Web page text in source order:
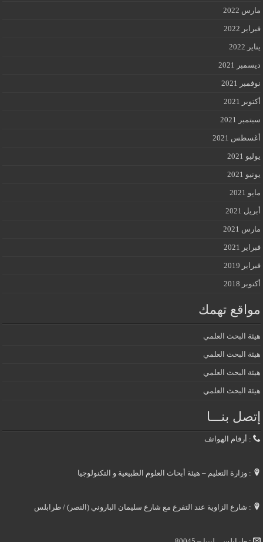
مارس 2022
فبراير 2022
يناير 2022
ديسمبر 2021
نوفمبر 2021
أكتوبر 2021
سبتمبر 2021
أغسطس 2021
يوليو 2021
يونيو 2021
مايو 2021
أبريل 2021
مارس 2021
فبراير 2021
فبراير 2019
أكتوبر 2018
مواقع تهمك
هيئة البحث العلمي
هيئة البحث العلمي
هيئة البحث العلمي
هيئة البحث العلمي
إتصل بنـــا
: أرقام الهواتف
: وزارة التعليم – هيئة أبحاث العلوم الطبيعية و التكنولوجيا
: شارع الزاوية عند التفرع مع شارع سليمان الباروني (النصر) / طرابلس